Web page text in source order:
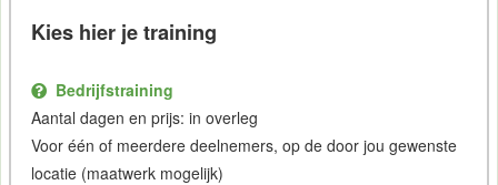
Kies hier je training
Bedrijfstraining
Aantal dagen en prijs: in overleg
Voor één of meerdere deelnemers, op de door jou gewenste
locatie (maatwerk mogelijk)